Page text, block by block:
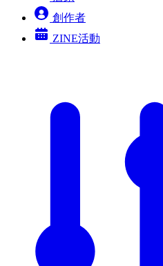
創作者
ZINE活動